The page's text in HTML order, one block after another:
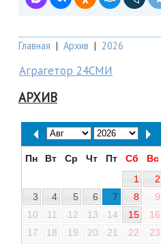
Главная | Архив | 2026
Аграгетор 24СМИ
АРХИВ
Пн Вт Ср Чт Пт Сб
Вс
1
2
3
4 5 6 7 8
9
10
11 12 13 14 15
16
17
18 19 20 21 22
23